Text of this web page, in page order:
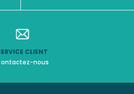
CLIENT
nous